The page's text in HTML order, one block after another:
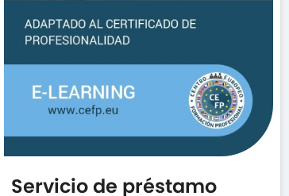
Servicio de préstamo